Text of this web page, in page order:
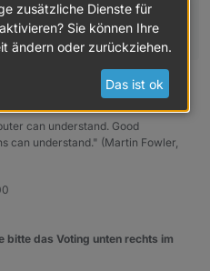
man sich doch eh als
can understand. Good
can understand." (Martin Fowler,
bitte das Voting unten rechts im
zusätzliche Dienste für
aktivieren? Sie können Ihre
ändern oder zurückziehen.
Das ist ok